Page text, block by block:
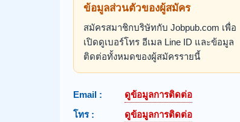
ข้อมูลส่วนตัวของผู้สมัคร
สมัครสมาชิกบริษัทกับ Jobpub.com เพื่อ
เปิดดูเบอร์โทร อีเมล Line ID และข้อมูล
ติดต่อทั้งหมดของผู้สมัครรายนี้
Email :
ดูข้อมูลการติดต่อ
โทร :
ดูข้อมูลการติดต่อ